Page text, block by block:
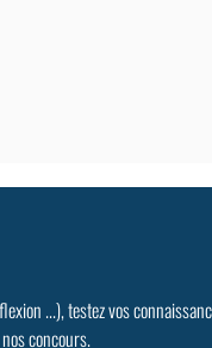
...), testez vos
concours.